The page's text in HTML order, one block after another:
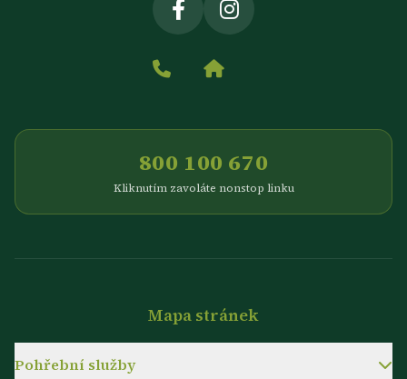
800 100 670
Kliknutím zavoláte nonstop linku
Mapa stránek
Pohřební služby